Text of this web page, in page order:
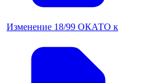
Изменение 18/99 ОКАТО к